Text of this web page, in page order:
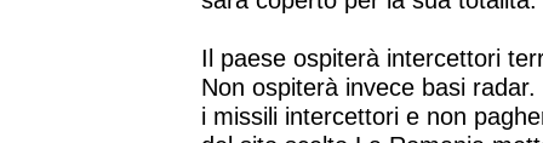
Il paese ospiterà intercettori
Non ospiterà invece basi
i missili intercettori e non